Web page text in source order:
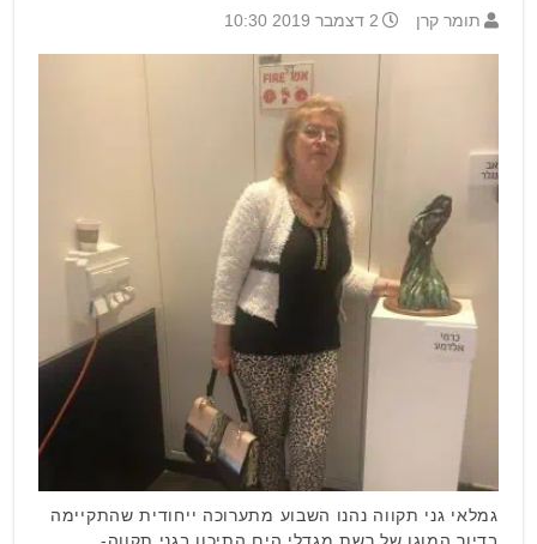
תומר קרן 2 דצמבר 2019 10:30
גמלאי גני תקווה נהנו השבוע מתערוכה ייחודית שהתקיימה